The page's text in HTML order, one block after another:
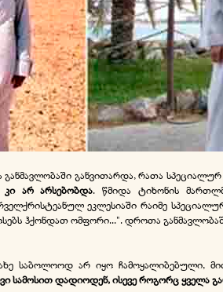
განმავლობაში განვითარდა, რათა
კი არ არსებობდა. წმიდა ტიხონის
ეკლესიაში რაიმე
ჰქონდათ ომფორი...". დროთა
საბოლოოდ არ იყო ჩამოყალიბებული,
სამოსით დადიოდენ, ისევე როგორც ყველა